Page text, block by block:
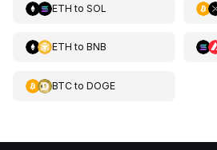
ETH to SOL
ETH to BNB
BTCto DOGE